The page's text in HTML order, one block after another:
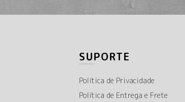
SUPORTE
Política de Privacidade
Política de Entrega e Frete